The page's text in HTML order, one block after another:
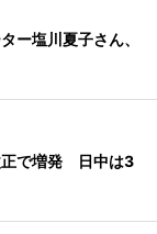
ー塩川夏子さん、
正で増発 日中は3